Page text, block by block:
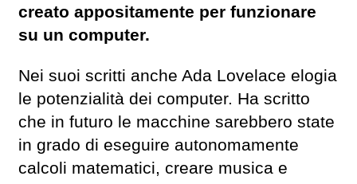
creato appositamente per funzionare
su un computer.
Nei suoi scritti anche Ada Lovelace elogia
le potenzialità dei computer. Ha scritto
che in futuro le macchine sarebbero state
in grado di eseguire autonomamente
calcoli matematici, creare musica e